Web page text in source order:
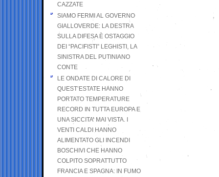
CAZZATE
SIAMO FERMI AL GOVERNO
GIALLOVERDE: LA DESTRA
SULLA DIFESA È OSTAGGIO
DEI “PACIFISTI” LEGHISTI, LA
SINISTRA DEL PUTINIANO
CONTE
LE ONDATE DI CALORE DI
QUEST’ESTATE HANNO
PORTATO TEMPERATURE
RECORD IN TUTTA EUROPA E
UNA SICCITA’ MAI VISTA. I
VENTI CALDI HANNO
ALIMENTATO GLI INCENDI
BOSCHIVI CHE HANNO
COLPITO SOPRATTUTTO
FRANCIA E SPAGNA: IN FUMO